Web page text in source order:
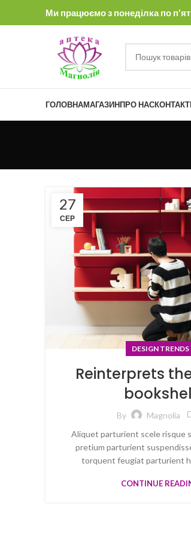
Ми працюємо з понеділка по
ГОЛОВНАМАГАЗИНПРО НАС
27
СЕР
DESIGN TRENDS
Reinterprets
By Magnolia
Aliquet parturient scele risque
pretium parturient
torquent feugiat parturient
CONTINUE